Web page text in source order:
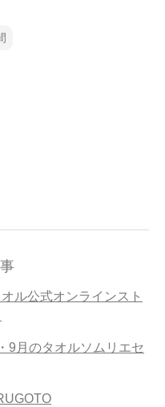
せ
ル公式オンラインスト
9月のタオルソムリエセ